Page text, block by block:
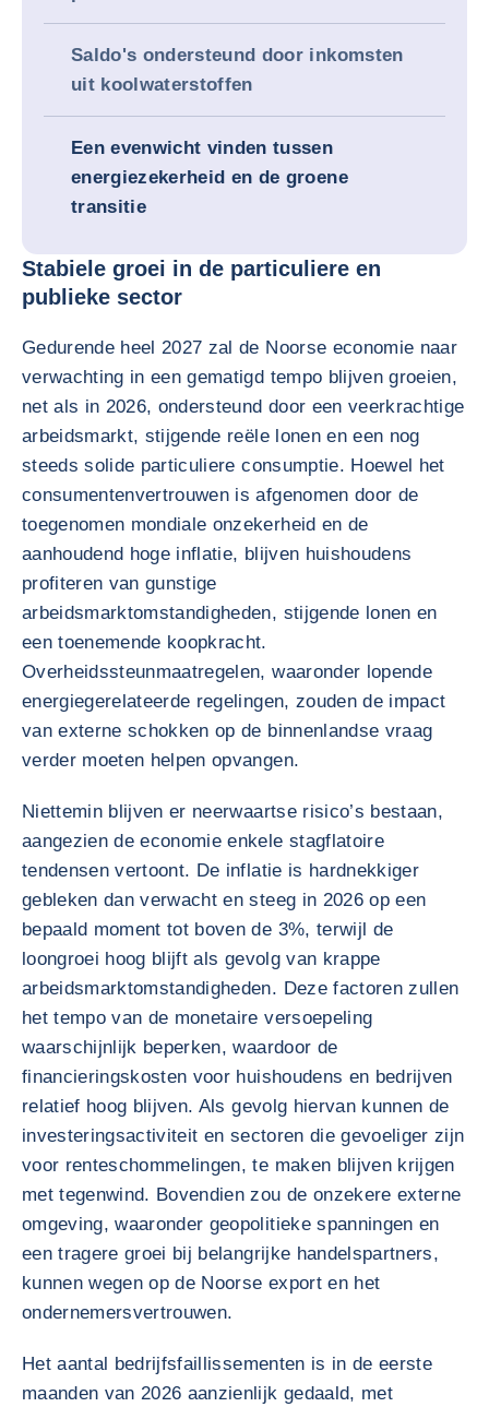
Saldo's ondersteund door inkomsten
uit koolwaterstoffen
Een evenwicht vinden tussen
energiezekerheid en de groene
transitie
Stabiele groei in de particuliere en
publieke sector
Gedurende heel 2027 zal de Noorse economie naar
verwachting in een gematigd tempo blijven groeien,
net als in 2026, ondersteund door een veerkrachtige
arbeidsmarkt, stijgende reële lonen en een nog
steeds solide particuliere consumptie. Hoewel het
consumentenvertrouwen is afgenomen door de
toegenomen mondiale onzekerheid en de
aanhoudend hoge inflatie, blijven huishoudens
profiteren van gunstige
arbeidsmarktomstandigheden, stijgende lonen en
een toenemende koopkracht.
Overheidssteunmaatregelen, waaronder lopende
energiegerelateerde regelingen, zouden de impact
van externe schokken op de binnenlandse vraag
verder moeten helpen opvangen.
Niettemin blijven er neerwaartse risico’s bestaan,
aangezien de economie enkele stagflatoire
tendensen vertoont. De inflatie is hardnekkiger
gebleken dan verwacht en steeg in 2026 op een
bepaald moment tot boven de 3%, terwijl de
loongroei hoog blijft als gevolg van krappe
arbeidsmarktomstandigheden. Deze factoren zullen
het tempo van de monetaire versoepeling
waarschijnlijk beperken, waardoor de
financieringskosten voor huishoudens en bedrijven
relatief hoog blijven. Als gevolg hiervan kunnen de
investeringsactiviteit en sectoren die gevoeliger zijn
voor renteschommelingen, te maken blijven krijgen
met tegenwind. Bovendien zou de onzekere externe
omgeving, waaronder geopolitieke spanningen en
een tragere groei bij belangrijke handelspartners,
kunnen wegen op de Noorse export en het
ondernemersvertrouwen.
Het aantal bedrijfsfaillissementen is in de eerste
maanden van 2026 aanzienlijk gedaald, met